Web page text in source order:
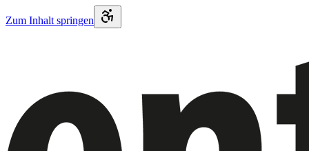
Zum Inhalt springen